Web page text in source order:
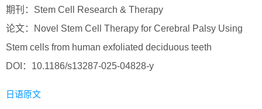
期刊：Stem Cell Research & Therapy
论文：Novel Stem Cell Therapy for Cerebral Palsy Using
Stem cells from human exfoliated deciduous teeth
DOI：10.1186/s13287-025-04828-y
日语原文